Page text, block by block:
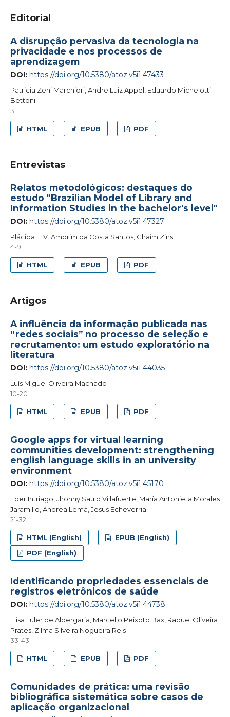
Editorial
A disrupção pervasiva da tecnologia na
privacidade e nos processos de
aprendizagem
DOI: https://doi.org/10.5380/atoz.v5i1.47433
Patricia Zeni Marchiori, Andre Luiz Appel, Eduardo Michelotti
Bettoni
3
HTML EPUB PDF
Entrevistas
Relatos metodológicos: destaques do
estudo "Brazilian Model of Library and
Information Studies in the bachelor's level"
DOI: https://doi.org/10.5380/atoz.v5i1.47327
Plácida L. V. Amorim da Costa Santos, Chaim Zins
4-9
HTML EPUB PDF
Artigos
A influência da informação publicada nas
“redes sociais” no processo de seleção e
recrutamento: um estudo exploratório na
literatura
DOI: https://doi.org/10.5380/atoz.v5i1.44035
Luís Miguel Oliveira Machado
10-20
HTML EPUB PDF
Google apps for virtual learning
communities development: strengthening
english language skills in an university
environment
DOI: https://doi.org/10.5380/atoz.v5i1.45170
Eder Intriago, Jhonny Saulo Villafuerte, María Antonieta Morales
Jaramillo, Andrea Lema, Jesus Echeverria
21-32
HTML (English)
EPUB (English)
PDF (English)
Identificando propriedades essenciais de
registros eletrônicos de saúde
DOI: https://doi.org/10.5380/atoz.v5i1.44738
Elisa Tuler de Albergaria, Marcello Peixoto Bax, Raquel Oliveira
Prates, Zilma Silveira Nogueira Reis
33-43
HTML EPUB PDF
Comunidades de prática: uma revisão
bibliográfica sistemática sobre casos de
aplicação organizacional